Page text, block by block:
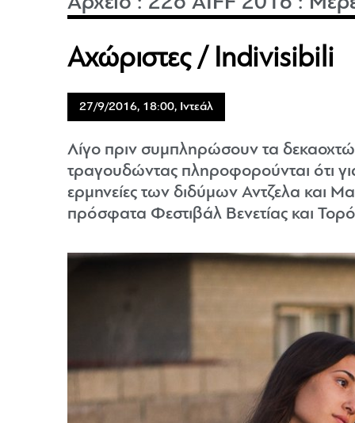
Αχώριστες / Indivisibili
27/9/2016, 18:00, Ιντεάλ
Λίγο πριν συμπληρώσουν τα
τραγουδώντας πληροφορούνται ότι
ερμηνείες των διδύμων Αντζελα και
πρόσφατα Φεστιβάλ Βενετίας και